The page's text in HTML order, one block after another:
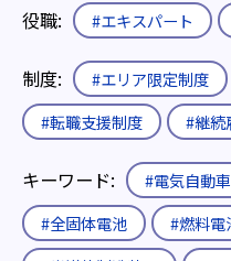
役職: #エキスパート
制度: #エリア限定制度
#転職支援制度
#継続
キーワード: #電気自動
#全固体電池
#燃料電